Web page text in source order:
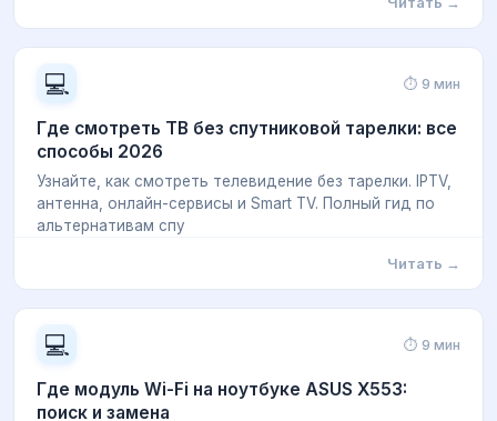
💻 ⏱ 9 мин
Где смотреть ТВ без спутниковой тарелки: все
способы 2026
Узнайте, как смотреть телевидение без тарелки. IPTV,
антенна, онлайн-сервисы и Smart TV. Полный гид по
альтернативам спу
Читать →
💻 ⏱ 9 мин
Где модуль Wi-Fi на ноутбуке ASUS X553:
поиск и замена